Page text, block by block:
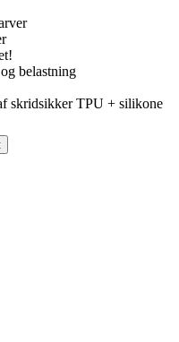
belastning
skridsikker TPU + silikone